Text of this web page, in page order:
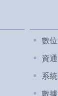
數
資
系
數